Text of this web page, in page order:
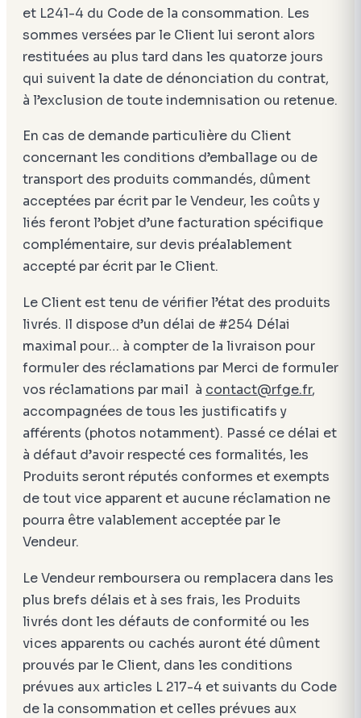
et L241-4 du Code de la consommation. Les
sommes versées par le Client lui seront alors
restituées au plus tard dans les quatorze jours
qui suivent la date de dénonciation du contrat,
à l’exclusion de toute indemnisation ou retenue.
En cas de demande particulière du Client
concernant les conditions d’emballage ou de
transport des produits commandés, dûment
acceptées par écrit par le Vendeur, les coûts y
liés feront l’objet d’une facturation spécifique
complémentaire, sur devis préalablement
accepté par écrit par le Client.
Le Client est tenu de vérifier l’état des produits
livrés. Il dispose d’un délai de #254 Délai
maximal pour… à compter de la livraison pour
formuler des réclamations par Merci de formuler
vos réclamations par mail à contact@rfge.fr,
accompagnées de tous les justificatifs y
afférents (photos notamment). Passé ce délai et
à défaut d’avoir respecté ces formalités, les
Produits seront réputés conformes et exempts
de tout vice apparent et aucune réclamation ne
pourra être valablement acceptée par le
Vendeur.
Le Vendeur remboursera ou remplacera dans les
plus brefs délais et à ses frais, les Produits
livrés dont les défauts de conformité ou les
vices apparents ou cachés auront été dûment
prouvés par le Client, dans les conditions
prévues aux articles L 217-4 et suivants du Code
de la consommation et celles prévues aux